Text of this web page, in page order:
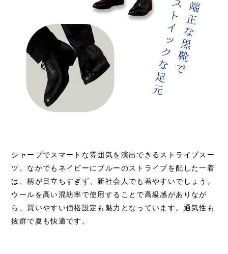
シャープでスマートな雰囲気を演出できるストライプスー
ツ。なかでもネイビーにブルーのストライプを配した一着
は、柄が目立ちすぎず、新社会人でも着やすいでしょう。
ウールを高い混紡率で使用することで高級感がありなが
ら、買いやすい価格設定も魅力となっています。通気性も
抜群で夏も快適です。